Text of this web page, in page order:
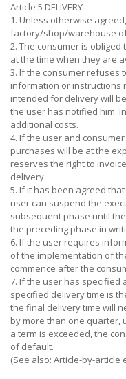
Article 5 DELIVERY
1. Unless otherwise
factory/shop/warehouse
2. The consumer is
at the time when they are
3. If the consumer refuses
information or instructions
intended for delivery will
the user has notified him.
additional costs.
4. If the user and
purchases will be at the
reserves the right to
delivery.
5. If it has been agreed
user can suspend the
subsequent phase until
the preceding phase in
6. If the user requires
of the implementation of
commence after the
7. If the user has specified
specified delivery time is
the final delivery time will
by more than one quarter,
a term is exceeded, the
of default.
(See also: Article-by-article